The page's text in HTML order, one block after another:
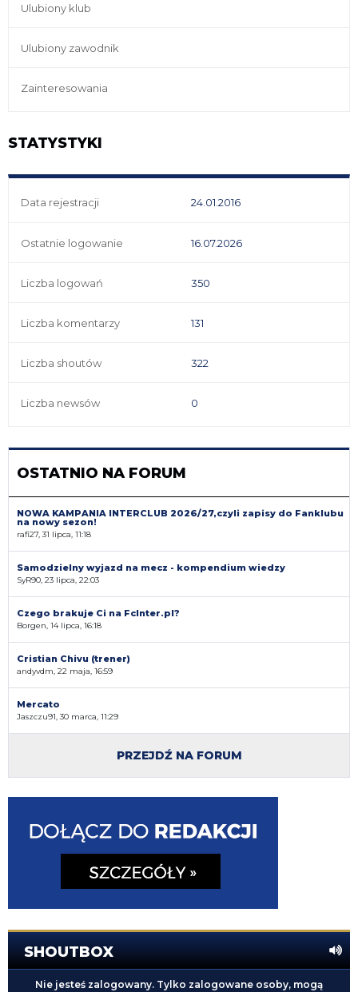
Ulubiony klub
Ulubiony zawodnik
Zainteresowania
STATYSTYKI
Data rejestracji 24.01.2016
Ostatnie logowanie 16.07.2026
Liczba logowań 350
Liczba komentarzy 131
Liczba shoutów 322
Liczba newsów 0
OSTATNIO NA FORUM
NOWA KAMPANIA INTERCLUB 2026/27,czyli zapisy do Fanklubu
na nowy sezon!
rafi27, 31 lipca, 11:18
Samodzielny wyjazd na mecz - kompendium wiedzy
SyR90, 23 lipca, 22:03
Czego brakuje Ci na FcInter.pl?
Borgen, 14 lipca, 16:18
Cristian Chivu (trener)
andyvdm, 22 maja, 16:59
Mercato
Jaszczu91, 30 marca, 11:29
PRZEJDŹ NA FORUM
SHOUTBOX
Nie jesteś zalogowany. Tylko zalogowane osoby, mogą